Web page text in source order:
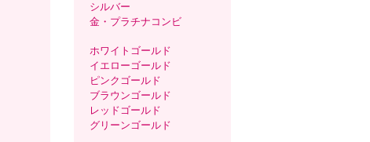
シルバー
金・プラチナコンビ
ホワイトゴールド
イエローゴールド
ピンクゴールド
ブラウンゴールド
レッドゴールド
グリーンゴールド